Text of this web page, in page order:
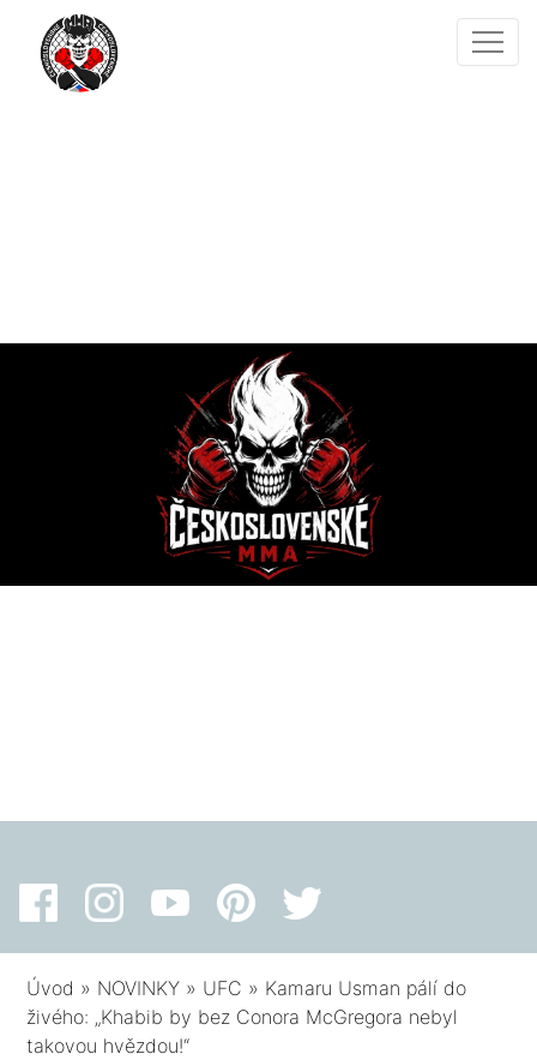
Úvod » NOVINKY » UFC » Kamaru Usman pálí do
živého: „Khabib by bez Conora McGregora nebyl
takovou hvězdou!“